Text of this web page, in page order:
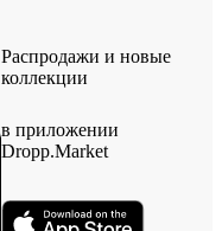
Распродажи и новые
коллекции
в приложении
Dropp.Market